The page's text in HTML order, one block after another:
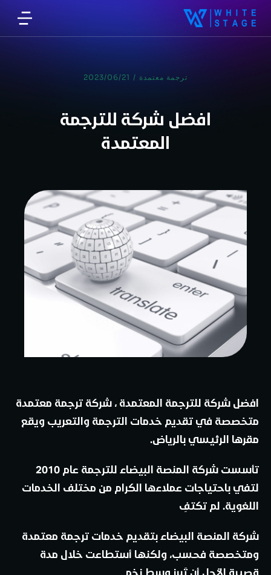
ترجمة معتمدة /
2023/06/21
افضل شركة للترجمة
المعتمدة
افضل شركة للترجمة المعتمدة ، شركة ترجمة معتمدة
متخصصة في تقديم خدمات الترجمة والتعريب ويقع
مقرها الرئيسي بالرياض.
تأسست شركة المنصة البيضاء للترجمة عام 2010
لتفي باحتياجات عملاءها الكرام من مختلف الخدمات
اللغوية. لم تكتفِ
شركة المنصة البيضاء بتقديم خدمات ترجمة معتمدة
ومتخصصة فحسب، ولكنها أستطاعت خلال مدة
قصيرة الأجل أن تَبرز وسط زخم